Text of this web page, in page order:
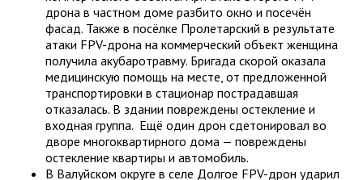
дрона в частном доме разбито окно и посечён
фасад. Также в посёлке Пролетарский в результате
атаки FPV-дрона на коммерческий объект женщина
получила акубаротравму. Бригада скорой оказала
медицинскую помощь на месте, от предложенной
транспортировки в стационар пострадавшая
отказалась. В здании повреждены остекление и
входная группа. Ещё один дрон сдетонировал во
дворе многоквартирного дома — повреждены
остекление квартиры и автомобиль.
В Валуйском округе в селе Долгое FPV-дрон ударил